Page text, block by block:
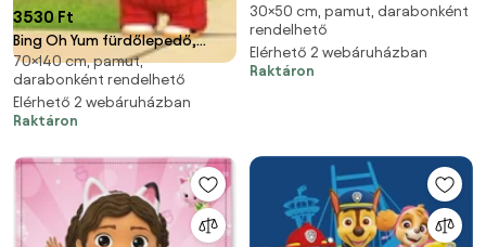
3530 Ft
Bing Oh Yum fürdőlepedő,
strand törölköző 70x140cm
70×140 cm, pamut,
darabonként rendelhető
Elérhető 2 webáruházban
Raktáron
arctörlő, törölköző 30x50 cm
30×50 cm, pamut, darabonként
rendelhető
Elérhető 2 webáruházban
Raktáron